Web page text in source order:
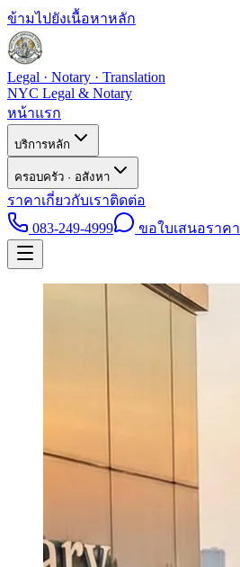
ข้ามไปยังเนื้อหาหลัก
Legal · Notary · Translation
NYC Legal & Notary
หน้าแรก
บริการหลัก
ครอบครัว · อสังหา
ราคาเกี่ยวกับเราติดต่อ
083-249-4999
ขอใบเสนอราคา